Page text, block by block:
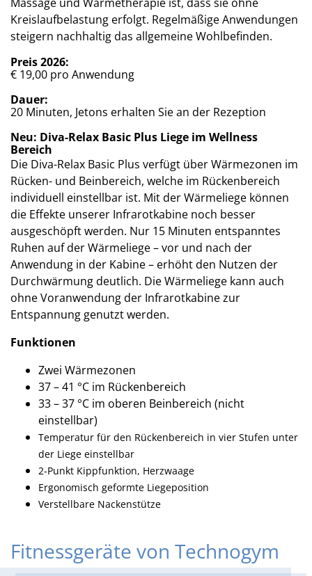
Kreislaufbelastung erfolgt. Regelmäßige Anwendungen
steigern nachhaltig das allgemeine Wohlbefinden.
Preis 2026:
€ 19,00 pro Anwendung
Dauer:
20 Minuten, Jetons erhalten Sie an der Rezeption
Neu: Diva-Relax Basic Plus Liege im Wellness
Bereich
Die Diva-Relax Basic Plus verfügt über Wärmezonen im
Rücken- und Beinbereich, welche im Rückenbereich
individuell einstellbar ist. Mit der Wärmeliege können
die Effekte unserer Infrarotkabine noch besser
ausgeschöpft werden. Nur 15 Minuten entspanntes
Ruhen auf der Wärmeliege – vor und nach der
Anwendung in der Kabine – erhöht den Nutzen der
Durchwärmung deutlich. Die Wärmeliege kann auch
ohne Voranwendung der Infrarotkabine zur
Entspannung genutzt werden.
Funktionen
Zwei Wärmezonen
37 – 41 °C im Rückenbereich
33 – 37 °C im oberen Beinbereich (nicht
einstellbar)
Temperatur für den Rückenbereich in vier Stufen unter
der Liege einstellbar
2-Punkt Kippfunktion, Herzwaage
Ergonomisch geformte Liegeposition
Verstellbare Nackenstütze
Fitnessgeräte von Technogym